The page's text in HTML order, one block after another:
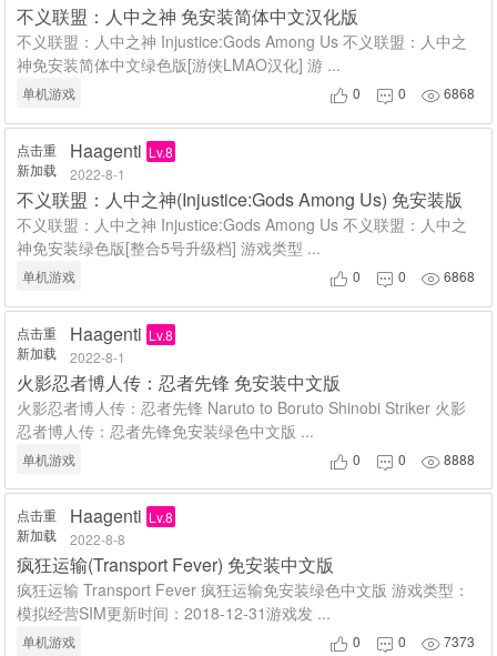
不义联盟：人中之神 免安装简体中文汉化版
不义联盟：人中之神 Injustice:Gods Among Us 不义联盟：人中之
神免安装简体中文绿色版[游侠LMAO汉化] 游 ...
单机游戏  0  0 6868
点击重
新加载
Haagenti Lv.8
2022-8-1
不义联盟：人中之神(Injustice:Gods Among Us) 免安装版
不义联盟：人中之神 Injustice:Gods Among Us 不义联盟：人中之
神免安装绿色版[整合5号升级档] 游戏类型 ...
单机游戏  0  0 6868
点击重
新加载
Haagenti Lv.8
2022-8-1
火影忍者博人传：忍者先锋 免安装中文版
火影忍者博人传：忍者先锋 Naruto to Boruto Shinobi Striker 火影
忍者博人传：忍者先锋免安装绿色中文版 ...
单机游戏  0  0 8888
点击重
新加载
Haagenti Lv.8
2022-8-8
疯狂运输(Transport Fever) 免安装中文版
疯狂运输 Transport Fever 疯狂运输免安装绿色中文版 游戏类型：
模拟经营SIM更新时间：2018-12-31游戏发 ...
单机游戏  0  0 7373